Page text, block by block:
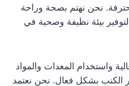
نحن نهتم بصحة وراحة
بيئة نظيفة وصحية في
واستخدام المعدات والمواد
الكنب بشكل فعال. نحن نعتمد